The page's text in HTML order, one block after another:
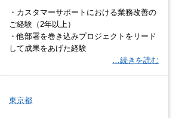
・カスタマーサポートにおける業務改善の
ご経験（2年以上）
・他部署を巻き込みプロジェクトをリード
して成果をあげた経験
…続きを読む
東京都